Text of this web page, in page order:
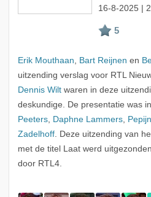
16-8-2025 |
Erik Mouthaan, Bart Reijnen en
uitzending verslag voor RTL
Dennis Wiltwaren in deze
deskundige. De presentatie was
Peeters, Daphne Lammers,
Zadelhoff. Deze uitzending van
met de titel Laat werd
door RTL4.